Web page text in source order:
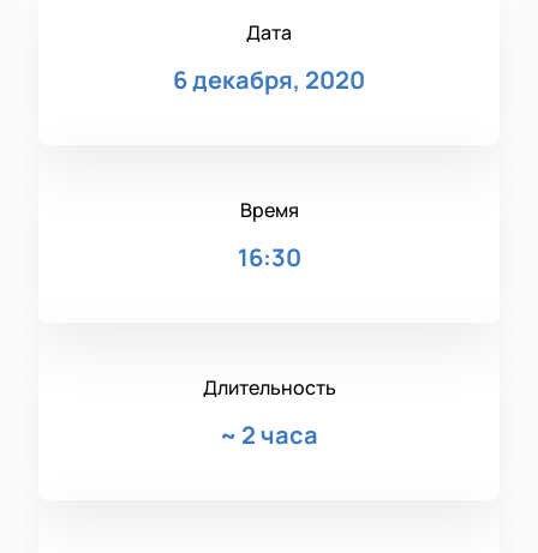
Дата
6 декабря, 2020
Время
16:30
Длительность
~ 2 часа